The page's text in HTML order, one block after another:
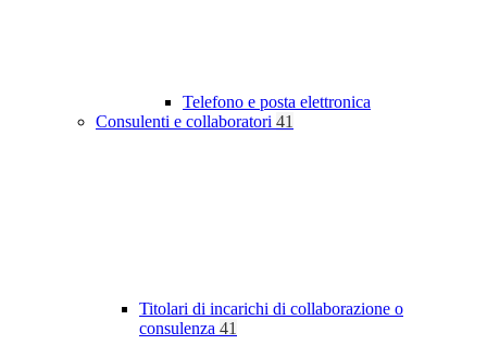
Telefono e posta elettronica
Consulenti e collaboratori 41
Titolari di incarichi di collaborazione o
consulenza 41